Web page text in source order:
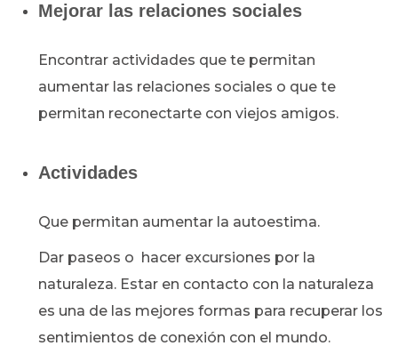
Mejorar las relaciones sociales
Encontrar actividades que te permitan
aumentar las relaciones sociales o que te
permitan reconectarte con viejos amigos.
Actividades
Que permitan aumentar la autoestima.
Dar paseos o hacer excursiones por la
naturaleza. Estar en contacto con la naturaleza
es una de las mejores formas para recuperar los
sentimientos de conexión con el mundo.